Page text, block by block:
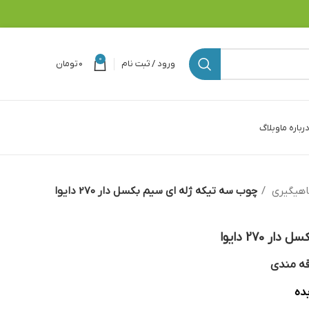
ورود / ثبت نام 0 ۰تومان
درباره ماوبلاگ
چوب سه تیکه ژله ای سیم بکسل دار 270 دایوا
دایوا
مندی